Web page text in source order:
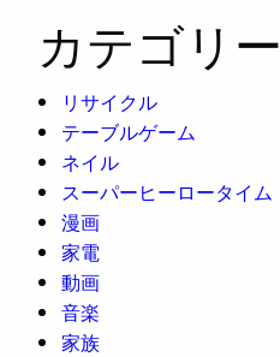
カテゴリー
リサイクル
テーブルゲーム
ネイル
スーパーヒーロータイム
漫画
家電
動画
音楽
家族